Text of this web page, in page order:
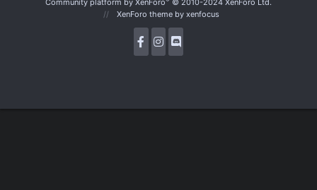
XenForo theme by xenfocus